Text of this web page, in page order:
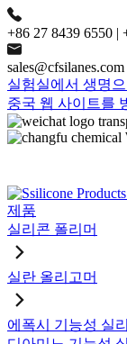
+86 27 8439 6550 |
sales@cfsilanes.com
실험실에서 생명
중국 웹 사이트를
제품
실리콘 폴리머
실란 올리고머
에폭시 기능성 실